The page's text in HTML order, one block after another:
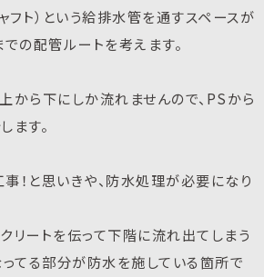
フト）という給排水管を通すスペースが
の配管ルートを考えます。
から下にしか流れませんので、PSから
ます。
！と思いきや、防水処理が必要になり
リートを伝って下階に流れ出てしまう
ってる部分が防水を施している箇所で